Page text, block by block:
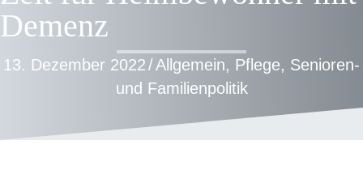
Demenz
13. Dezember 2022/Allgemein, Pflege, Senioren-
und Familienpolitik